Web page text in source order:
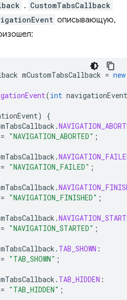
. CustomTabsCallback
описывающую,
mCustomTabsCallback = new
(int navigationEvent
)
{
.
= "NAVIGATION_ABORTED" ;
.
= "NAVIGATION_FAILED" ;
.
= "NAVIGATION_FINISHED" ;
.
= "NAVIGATION_STARTED" ;
. TAB_SHOWN :
= "TAB_SHOWN" ;
. TAB_HIDDEN :
= "TAB_HIDDEN" ;